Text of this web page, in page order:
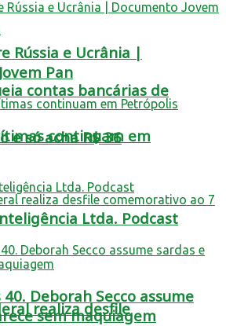
contas bancárias de
e só acha R$ 36
realiza desfile
Rússia e Ucrânia |
Pan
continuam em
Ltda. Podcast
Deborah Secco assume
sem maquiagem